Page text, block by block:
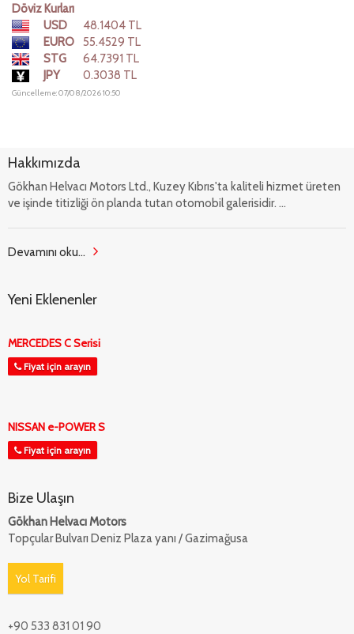
Döviz Kurları
USD
48.1404 TL
EURO
55.4529 TL
STG
64.7391 TL
JPY
0.3038 TL
Güncelleme: 07/08/2026 10:50
Hakkımızda
Gökhan Helvacı Motors Ltd., Kuzey Kıbrıs'ta kaliteli hizmet üreten
ve işinde titizliği ön planda tutan otomobil galerisidir. ...
Devamını oku...
Yeni Eklenenler
MERCEDES C Serisi
Fiyat için arayın
NISSAN e-POWER S
Fiyat için arayın
Bize Ulaşın
Gökhan Helvacı Motors
Topçular Bulvarı Deniz Plaza yanı / Gazimağusa
Yol Tarifi
+90 533 831 01 90